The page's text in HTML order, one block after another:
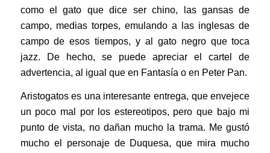
como el gato que dice ser chino, las gansas de
campo, medias torpes, emulando a las inglesas de
campo de esos tiempos, y al gato negro que toca
jazz. De hecho, se puede apreciar el cartel de
advertencia, al igual que en Fantasía o en Peter Pan.
Aristogatos es una interesante entrega, que envejece
un poco mal por los estereotipos, pero que bajo mi
punto de vista, no dañan mucho la trama. Me gustó
mucho el personaje de Duquesa, que mira mucho